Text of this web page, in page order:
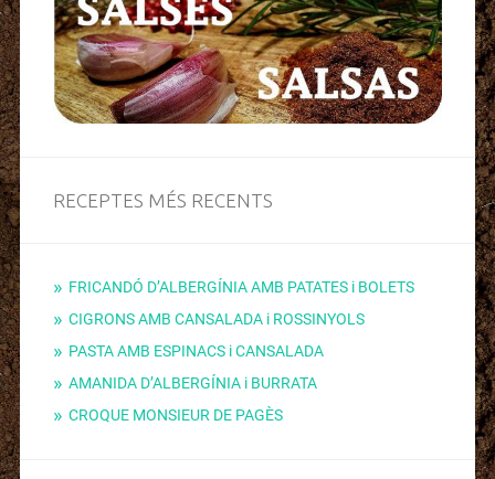
RECEPTES MÉS RECENTS
FRICANDÓ D’ALBERGÍNIA AMB PATATES i BOLETS
CIGRONS AMB CANSALADA i ROSSINYOLS
PASTA AMB ESPINACS i CANSALADA
AMANIDA D’ALBERGÍNIA i BURRATA
CROQUE MONSIEUR DE PAGÈS